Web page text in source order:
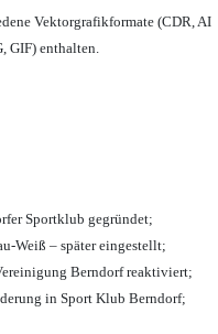
Vektorgrafikformate (CDR, AI
GIF) enthalten.
Sportklub gegründet;
Weiß – später eingestellt;
Berndorf reaktiviert;
in Sport Klub Berndorf;